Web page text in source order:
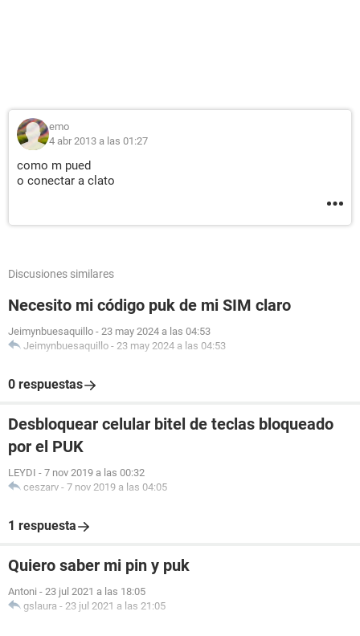
emo
4 abr 2013 a las 01:27
como m pued
o conectar a clato
Discusiones similares
Necesito mi código puk de mi SIM claro
Jeimynbuesaquillo - 23 may 2024 a las 04:53
Jeimynbuesaquillo - 23 may 2024 a las 04:53
0 respuestas
Desbloquear celular bitel de teclas bloqueado
por el PUK
LEYDI - 7 nov 2019 a las 00:32
ceszarv - 7 nov 2019 a las 04:05
1 respuesta
Quiero saber mi pin y puk
Antoni - 23 jul 2021 a las 18:05
gslaura - 23 jul 2021 a las 21:05